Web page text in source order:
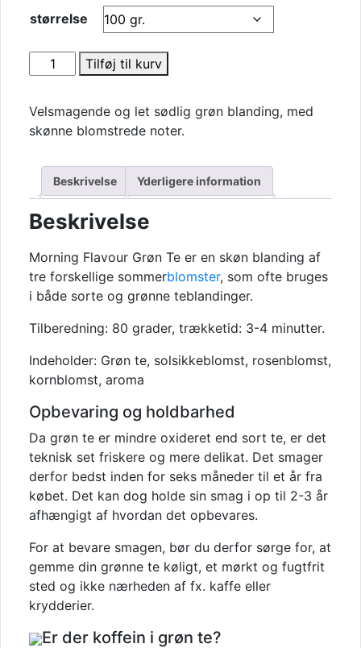
størrelse
Morning
Flavour
Te
antal
Tilføj til kurv
Velsmagende og let sødlig grøn blanding, med
skønne blomstrede noter.
Beskrivelse Yderligere information
Beskrivelse
Morning Flavour Grøn Te er en skøn blanding af
tre forskellige sommerblomster, som ofte bruges
i både sorte og grønne teblandinger.
Tilberedning: 80 grader, trækketid: 3-4 minutter.
Indeholder: Grøn te, solsikkeblomst, rosenblomst,
kornblomst, aroma
Opbevaring og holdbarhed
Da grøn te er mindre oxideret end sort te, er det
teknisk set friskere og mere delikat. Det smager
derfor bedst inden for seks måneder til et år fra
købet. Det kan dog holde sin smag i op til 2-3 år
afhængigt af hvordan det opbevares.
For at bevare smagen, bør du derfor sørge for, at
gemme din grønne te køligt, et mørkt og fugtfrit
sted og ikke nærheden af fx. kaffe eller
krydderier.
Er der koffein i grøn te?